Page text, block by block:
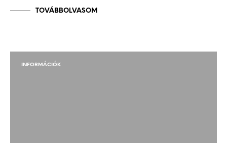
TOVÁBBOLVASOM
INFORMÁCIÓK